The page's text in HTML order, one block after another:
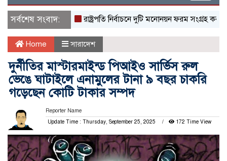
সর্বশেষ সংবাদ:
রাষ্ট্রপতি নির্বাচনে দুটি মনোনয়ন ফরম সংগ্রহ করলো
Home সারাদেশ
দুর্নীতির মাস্টারমাইন্ড পিআইও সার্ভিস রুল
ভেঙে ঘাটাইলে এনামুলের টানা ৯ বছর চাকরি
গড়েছেন কোটি টাকার সম্পদ
Reporter Name
Update Time : Thursday, September 25, 2025
172 Time View